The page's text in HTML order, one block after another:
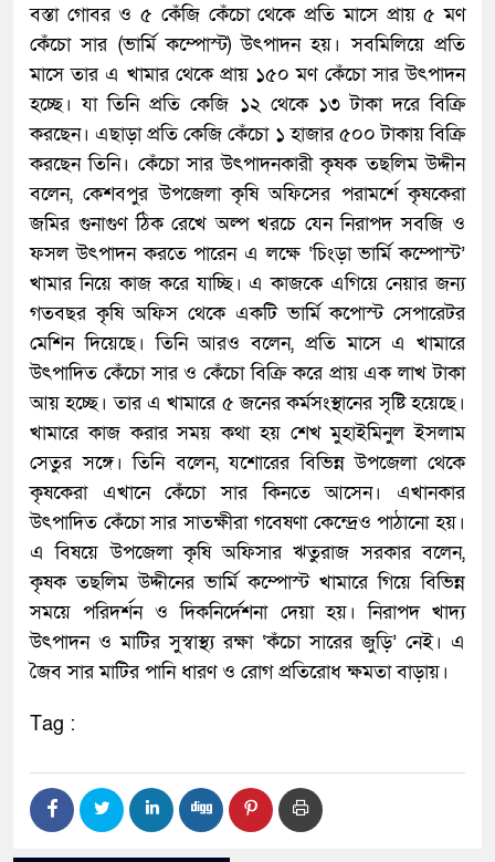
বস্তা গোবর ও ৫ কেঁজি কেঁচো থেকে প্রতি মাসে প্রায় ৫ মণ
কেঁচো সার (ভার্মি কম্পোস্ট) উৎপাদন হয়। সবমিলিয়ে প্রতি
মাসে তার এ খামার থেকে প্রায় ১৫০ মণ কেঁচো সার উৎপাদন
হচ্ছে। যা তিনি প্রতি কেজি ১২ থেকে ১৩ টাকা দরে বিক্রি
করছেন। এছাড়া প্রতি কেজি কেঁচো ১ হাজার ৫০০ টাকায় বিক্রি
করছেন তিনি। কেঁচো সার উৎপাদনকারী কৃষক তছলিম উদ্দীন
বলেন, কেশবপুর উপজেলা কৃষি অফিসের পরামর্শে কৃষকেরা
জমির গুনাগুণ ঠিক রেখে অল্প খরচে যেন নিরাপদ সবজি ও
ফসল উৎপাদন করতে পারেন এ লক্ষে ‘চিংড়া ভার্মি কম্পোস্ট’
খামার নিয়ে কাজ করে যাচ্ছি। এ কাজকে এগিয়ে নেয়ার জন্য
গতবছর কৃষি অফিস থেকে একটি ভার্মি কপোস্ট সেপারেটর
মেশিন দিয়েছে। তিনি আরও বলেন, প্রতি মাসে এ খামারে
উৎপাদিত কেঁচো সার ও কেঁচো বিক্রি করে প্রায় এক লাখ টাকা
আয় হচ্ছে। তার এ খামারে ৫ জনের কর্মসংস্থানের সৃষ্টি হয়েছে।
খামারে কাজ করার সময় কথা হয় শেখ মুহাইমিনুল ইসলাম
সেতুর সঙ্গে। তিনি বলেন, যশোরের বিভিন্ন উপজেলা থেকে
কৃষকেরা এখানে কেঁচো সার কিনতে আসেন। এখানকার
উৎপাদিত কেঁচো সার সাতক্ষীরা গবেষণা কেন্দ্রেও পাঠানো হয়।
এ বিষয়ে উপজেলা কৃষি অফিসার ঋতুরাজ সরকার বলেন,
কৃষক তছলিম উদ্দীনের ভার্মি কম্পোস্ট খামারে গিয়ে বিভিন্ন
সময়ে পরিদর্শন ও দিকনির্দেশনা দেয়া হয়। নিরাপদ খাদ্য
উৎপাদন ও মাটির সুস্বাস্থ্য রক্ষা ‘কঁচো সারের জুড়ি’ নেই। এ
জৈব সার মাটির পানি ধারণ ও রোগ প্রতিরোধ ক্ষমতা বাড়ায়।
Tag :